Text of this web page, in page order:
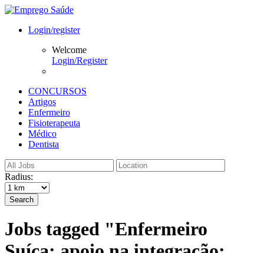
Login/register
Welcome
Login/Register
CONCURSOS
Artigos
Enfermeiro
Fisioterapeuta
Médico
Dentista
Radius:
Search
Jobs tagged "Enfermeiro